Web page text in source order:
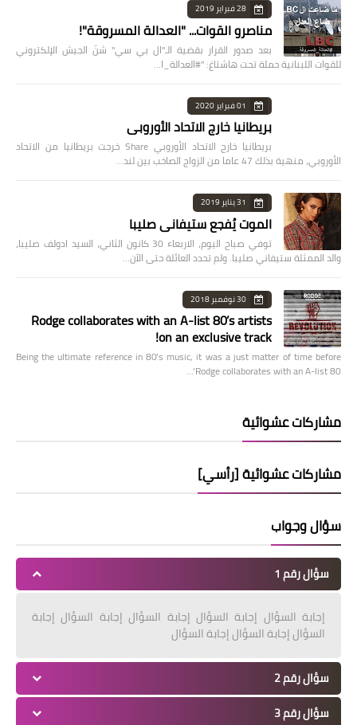
28 فبراير 2019
مناصرو القوات... "العدالة المسروقة"!
بعد صدور القرار بقضية الـ"ال بي سي" شنّ الجيش الإلكتروني
للقوات اللبنانية حملة تحت هاشتاغ: "#العدالة_ا…
01 فبراير 2020
بريطانيا خارج الاتحاد الأوروبي
بريطانيا خارج الاتحاد الأوروبي Share خرجت بريطانيا من الاتحاد
الأوروبي، منهية بذلك 47 عاما من الزواج الصاخب بين لند…
31 يناير 2019
الموت يُفجع ستيفاني صليبا
توفي صباح اليوم، الاربعاء 30 كانون الثاني، السيد ادولف صليبا،
والد الممثلة ستيفاني صليبا. ولم تحدد العائلة حتى الآن…
30 نوفمبر 2018
Rodge collaborates with an A-list 80’s artists
on an exclusive track!
Being the ultimate reference in 80’s music, it was a just matter of time before
Rodge collaborates with an A-list 80’…
مشاركات عشوائية
مشاركات عشوائية [رأسي]
سؤال وجواب
سؤال رقم 1
إجابة السؤال إجابة السؤال إجابة السؤال إجابة السؤال إجابة
السؤال إجابة السؤال إجابة السؤال
سؤال رقم 2
سؤال رقم 3